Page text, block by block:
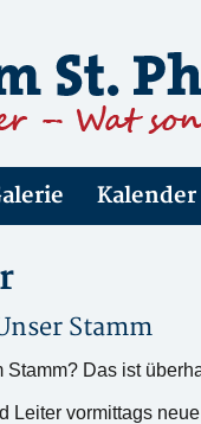
Kalender
Stamm
Stamm? Das ist
vormittags